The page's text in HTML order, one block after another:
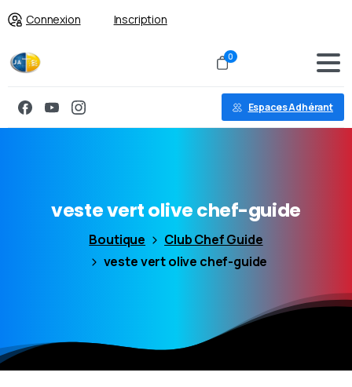
Connexion Inscription
0
Espaces Adhérant
vestevertolivechef-guide
Boutique
Club Chef Guide
veste vert olive chef-guide